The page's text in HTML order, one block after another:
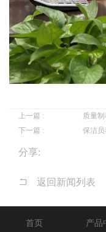
上一篇 :
质量
下一篇 :
保洁
分享:
返回新闻列表
首页 产品